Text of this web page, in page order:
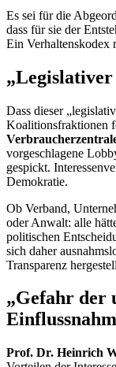
Es sei für die
dass für sie der
Ein Verhaltenskodex
Dass dieser
Koalitionsfraktionen
vorgeschlagene
gespickt.
Demokratie.
Ob Verband,
oder Anwalt: alle
politischen
sich daher
Transparenz
„Gefahr der
Prof. Dr. Heinrich